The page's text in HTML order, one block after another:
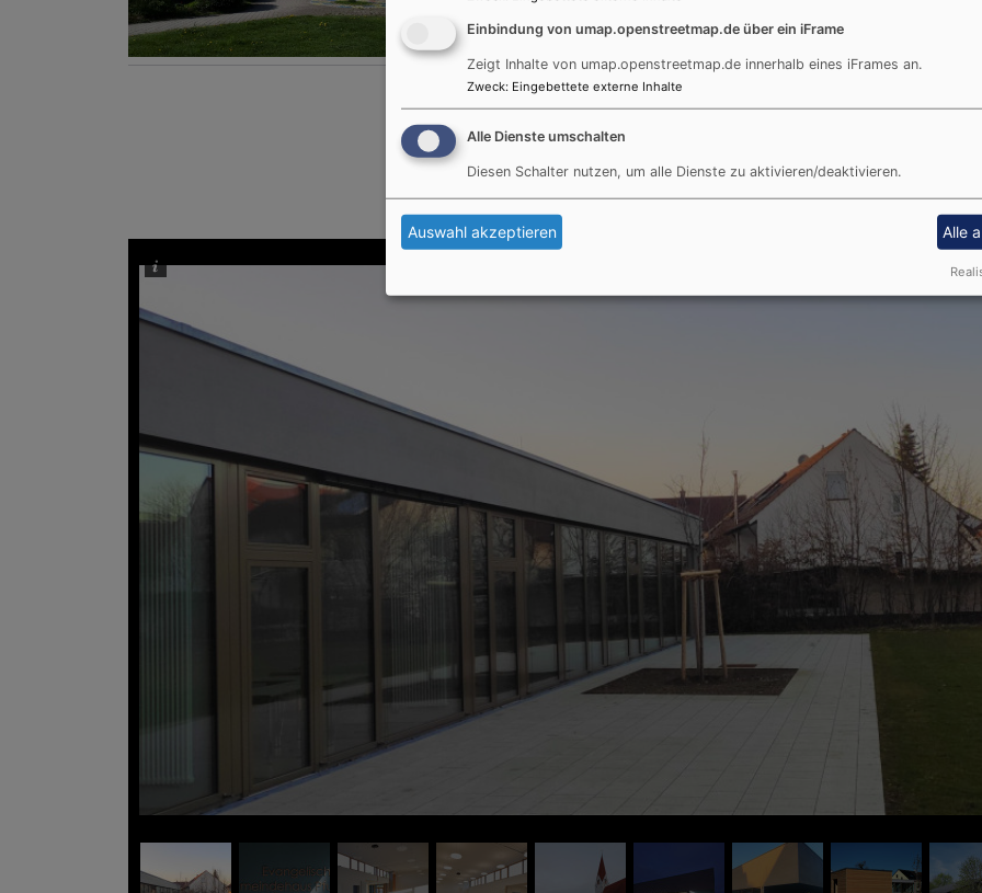
Bitte beachten Sie: Vermietungsanfragen
Anfragen per E-Mail, Telefon, Social Media oder
berücksichtigt
beantwortet.
Einbindung von umap.openstreetmap.de über ein iFrame
Zeigt Inhalte von umap.openstreetmap.de innerhalb eines iFrames an.
Zweck: Eingebettete externe Inhalte
Alle Dienste umschalten
Diesen Schalter nutzen, um alle Dienste zu aktivieren/deaktivieren.
Auswahl akzeptieren Alle